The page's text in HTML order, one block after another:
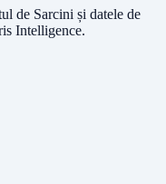
de Sarcini și datele de
Intelligence.